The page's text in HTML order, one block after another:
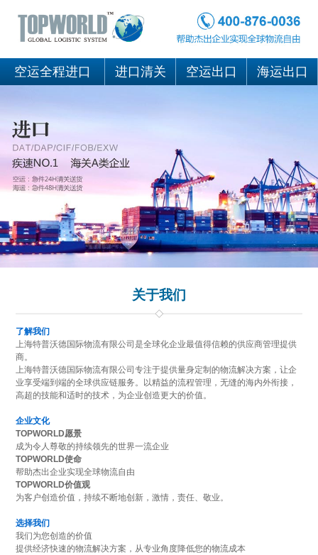
空运全程进口 进口清关 空运出口 海运出口
关于我们
了解我们
上海特普沃德国际物流有限公司是全球化企业最值得信赖的供应商管理提供
商。
上海特普沃德国际物流有限公司专注于提供量身定制的物流解决方案，让企
业享受端到端的全球供应链服务。以精益的流程管理，无缝的海内外衔接，
高超的技能和适时的技术，为企业创造更大的价值。
企业文化
TOPWORLD愿景
成为令人尊敬的持续领先的世界一流企业
TOPWORLD使命
帮助杰出企业实现全球物流自由
TOPWORLD价值观
为客户创造价值，持续不断地创新，激情，责任、敬业。
选择我们
我们为您创造的价值
提供经济快速的物流解决方案，从专业角度降低您的物流成本